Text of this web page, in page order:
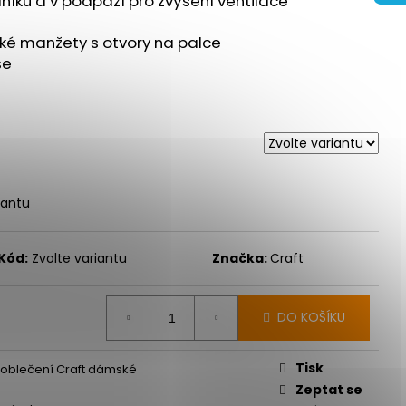
manžety s otvory na palce
Zvolte variantu Značka:Craft
DO KOŠÍKU
Craft dámské
Tisk
Zeptat se
ULTRA 3 BLACK/DUSK